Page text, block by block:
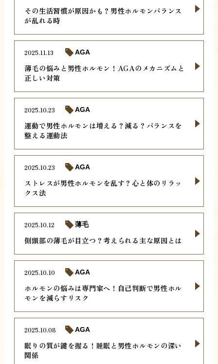
その生活習慣が原因かも？男性ホルモンバランス
が乱れる時
薄毛の悩みと男性ホルモン！AGAのメカニズムと
正しい対策
2025.11.13 AGA
運動で男性ホルモンは増える？減る？バランスを
整える運動法
2025.10.23 AGA
ストレスが男性ホルモンを乱す？心と体のリラッ
クス法
2025.10.23 AGA
側頭部の薄毛が目立つ？考えられる主な原因とは
2025.10.12 薄毛
ホルモンの悩みは専門家へ！自己判断で男性ホル
モンを減らすリスク
2025.10.10 AGA
眠りの質が鍵を握る！睡眠と男性ホルモンの深い
関係
2025.10.08 AGA